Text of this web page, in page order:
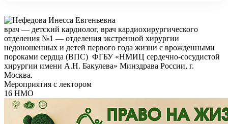
врач — детский кардиолог, врач кардиохирургического
отделения №1 — отделения экстренной хирургии
недоношенных и детей первого года жизни с врожденными
пороками сердца (ВПС) ФГБУ «НМИЦ сердечно-сосудистой
хирургии имени А.Н. Бакулева» Минздрава России, г.
Москва.
Мероприятия с лектором
16 НМО